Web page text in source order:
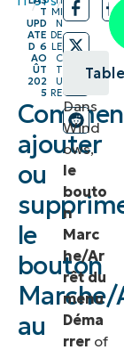
/ T
UPD
ATE
D 6
AO
ÛT
202
5
/
MI
N
DE
LE
C
T
U
RE
ajouter
ou
le
bouton
au
Dans
Wind
ows,
le
bouto
n
Marc
he/Ar
rêt du
menu
Déma
rrer of